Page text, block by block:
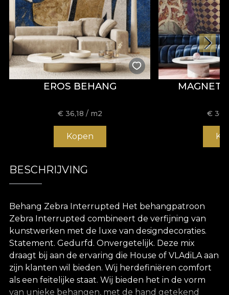
EROS BEHANG
€ 36,18 / m2
Kopen
€
BESCHRIJVING
Behang Zebra Interrupted Het behangpatroon
Zebra Interrupted combineert de verfijning van
kunstwerken met de luxe van designdecoraties.
Statement. Gedurfd. Onvergetelijk. Deze mix
draagt bij aan de ervaring die House of VLAdiLA aan
zijn klanten wil bieden. Wij herdefiniëren comfort
als een feitelijke staat. Wij bieden het in de vorm
van unieke behangen, met de hand getekend